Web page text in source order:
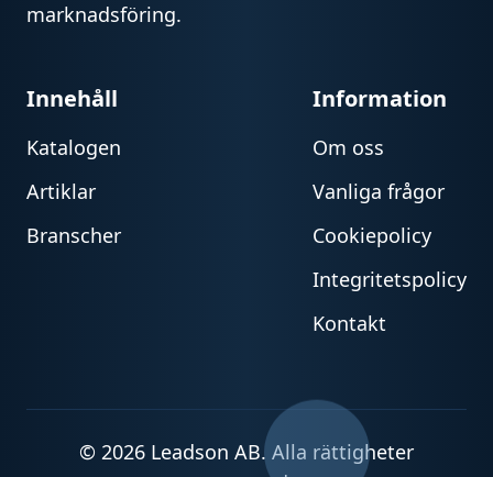
marknadsföring.
Innehåll
Katalogen
Artiklar
Branscher
Information
Om oss
Vanliga frågor
Cookiepolicy
Integritetspolicy
Kontakt
© 2026 Leadson AB. Alla rättigheter